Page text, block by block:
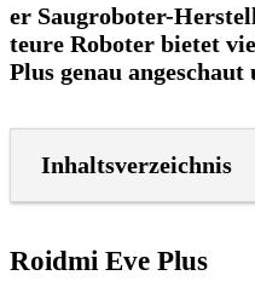
er Saugroboter-
teure Roboter bietet
Plus genau
Inhaltsverzeichnis
Roidmi Eve Plus